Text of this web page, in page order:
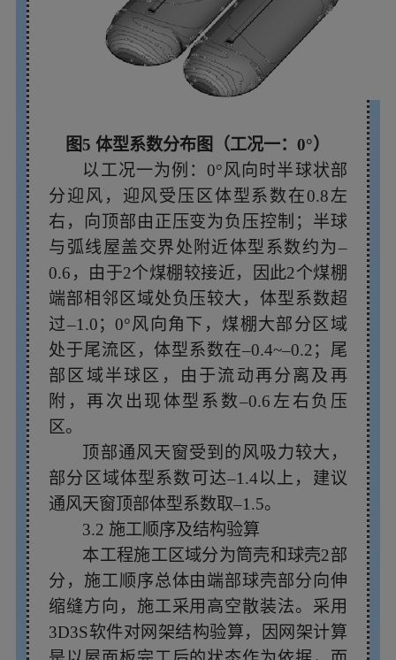
图5 体型系数分布图（工况一：0°）
以工况一为例：0°风向时半球状部
分迎风，迎风受压区体型系数在0.8左
右，向顶部由正压变为负压控制；半球
与弧线屋盖交界处附近体型系数约为–
0.6，由于2个煤棚较接近，因此2个煤棚
端部相邻区域处负压较大，体型系数超
过–1.0；0°风向角下，煤棚大部分区域
处于尾流区，体型系数在–0.4~–0.2；尾
部区域半球区，由于流动再分离及再
附，再次出现体型系数–0.6左右负压
区。
顶部通风天窗受到的风吸力较大，
部分区域体型系数可达–1.4以上，建议
通风天窗顶部体型系数取–1.5。
3.2 施工顺序及结构验算
本工程施工区域分为筒壳和球壳2部
分，施工顺序总体由端部球壳部分向伸
缩缝方向，施工采用高空散装法。采用
3D3S软件对网架结构验算，因网架计算